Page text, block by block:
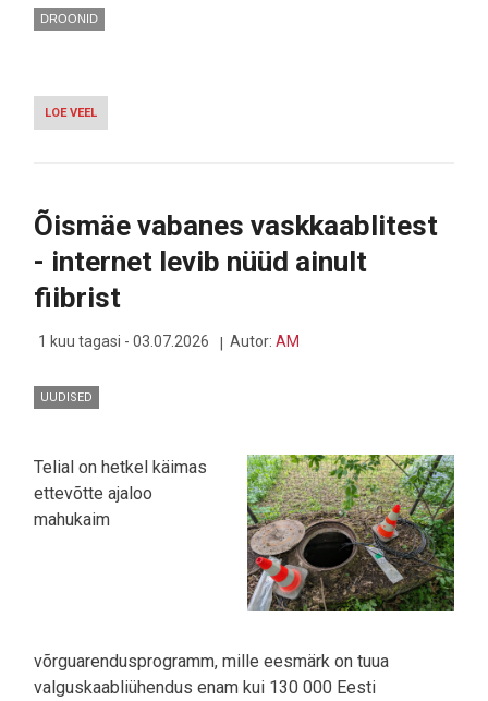
DROONID
LOE VEEL
MERIDEIN
000
VÄÄRTUSES
Õismäe vabanes vaskkaablitest
- internet levib nüüd ainult
fiibrist
1 kuu tagasi - 03.07.2026 Autor: AM
UUDISED
Telial on hetkel käimas
ettevõtte ajaloo
mahukaim
võrguarendusprogramm, mille eesmärk on tuua
valguskaabliühendus enam kui 130 000 Eesti